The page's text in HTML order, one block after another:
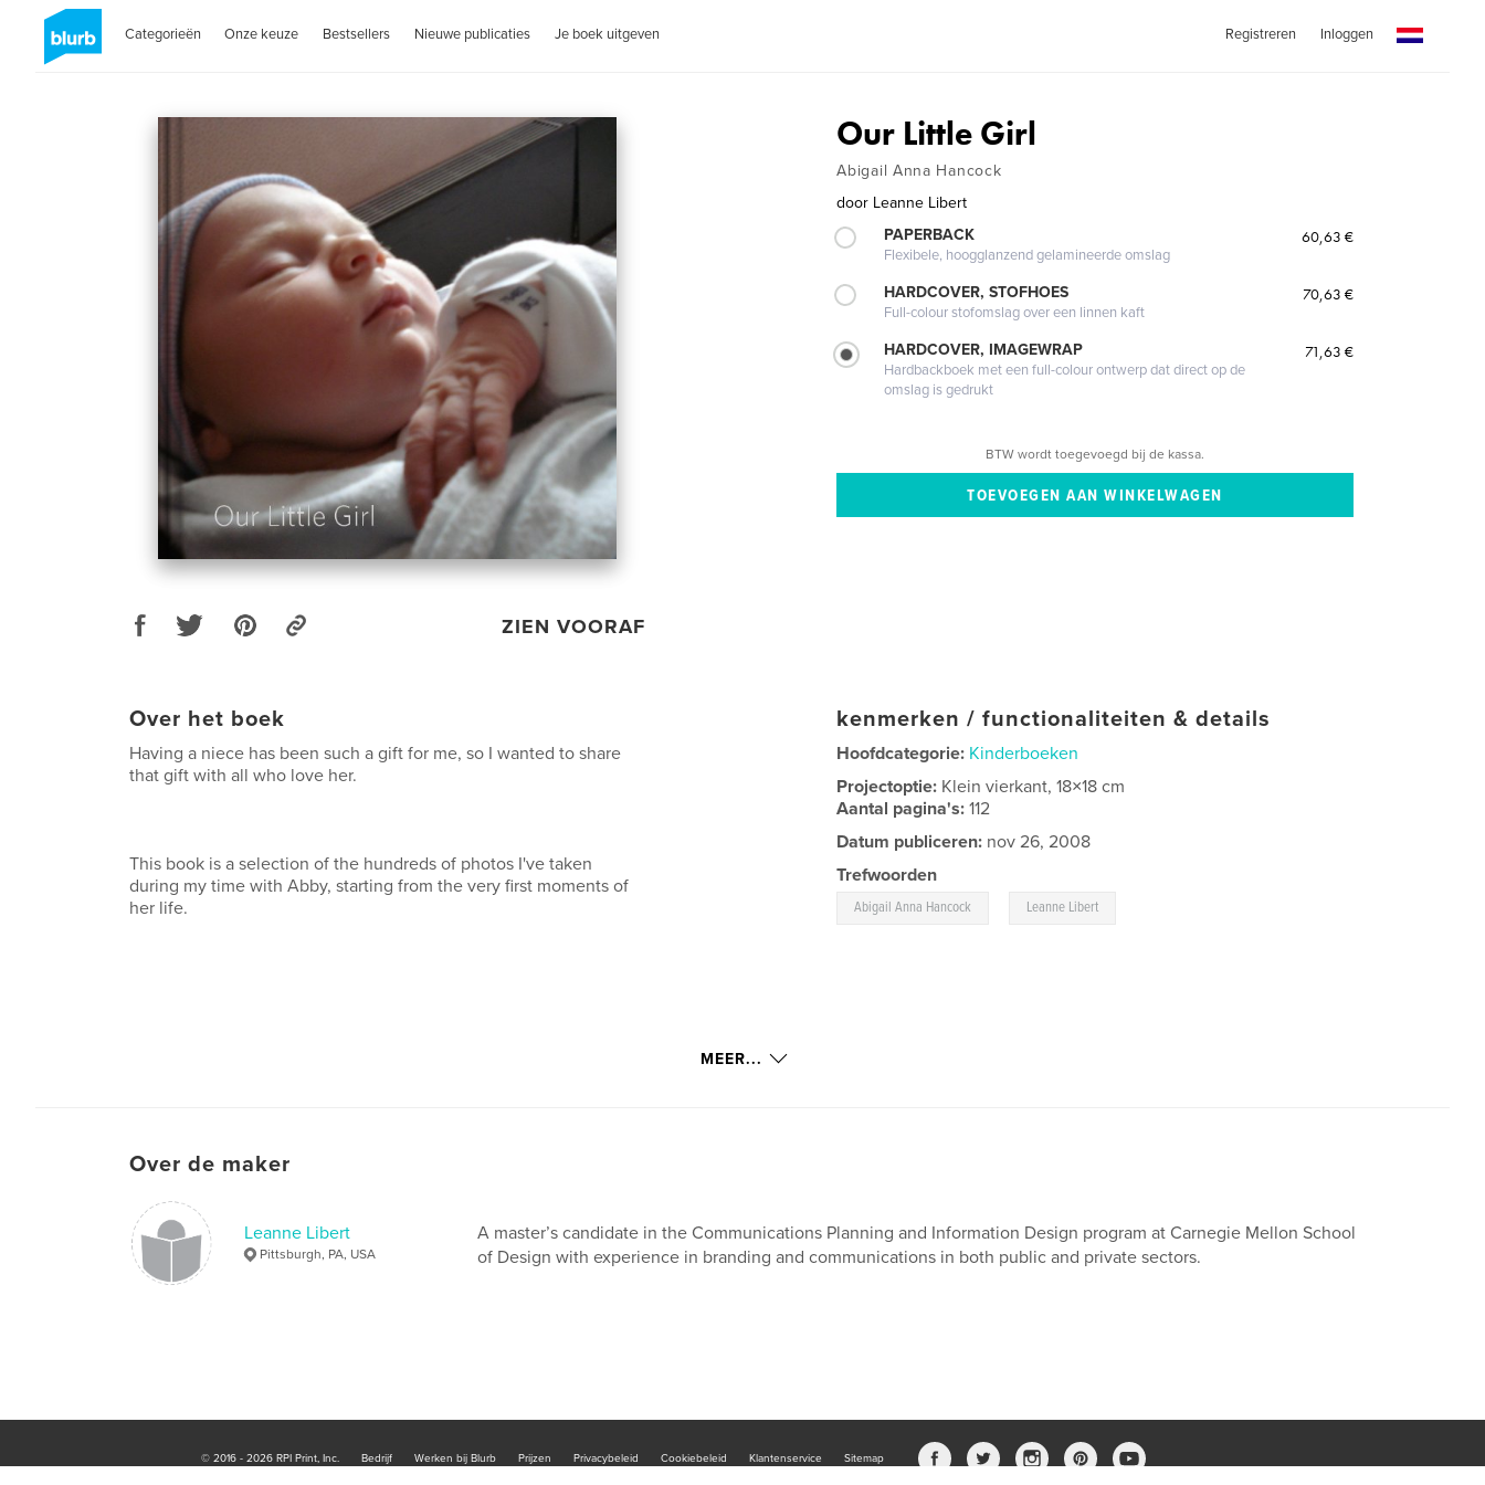
Categorieën Onze keuze Bestsellers Nieuwe publicaties Je boek uitgeven Registreren Inloggen
ZIEN VOORAF
Our Little Girl
Abigail Anna Hancock
door Leanne Libert
PAPERBACK
Flexibele, hoogglanzend gelamineerde omslag
60,63 €
HARDCOVER, STOFHOES
Full-colour stofomslag over een linnen kaft
70,63 €
HARDCOVER, IMAGEWRAP
Hardbackboek met een full-colour ontwerp dat direct op de
omslag is gedrukt
71,63 €
BTW wordt toegevoegd bij de kassa.
Over het boek
Having a niece has been such a gift for me, so I wanted to share
that gift with all who love her.
This book is a selection of the hundreds of photos I've taken
during my time with Abby, starting from the very first moments of
her life.
kenmerken / functionaliteiten & details
Hoofdcategorie: Kinderboeken
Projectoptie: Klein vierkant, 18×18 cm
Aantal pagina's:112
Datum publiceren: nov 26, 2008
Trefwoorden
Abigail Anna Hancock Leanne Libert
MEER...
Over de maker
Leanne Libert
Pittsburgh, PA, USA
A master’s candidate in the Communications Planning and Information Design program at Carnegie Mellon School
of Design with experience in branding and communications in both public and private sectors.
© 2016 - 2026 RPI Print, Inc. Bedrijf Werken bij Blurb Prijzen Privacybeleid Cookiebeleid Klantenservice Sitemap